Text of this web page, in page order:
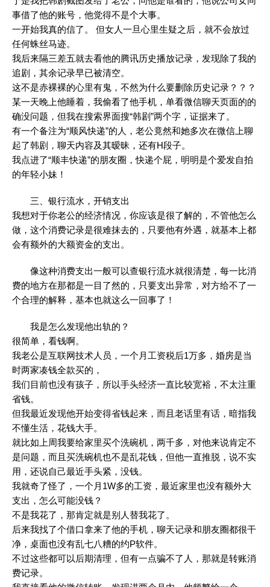
事借了他的账号，他觉得不是个大事。
一开始我真的信了。 但女人一旦心里生疑之后，就不会放过
任何蛛丝马迹。
我后来隔三差五就去看他的腾讯历史播放记录，发现除了我的
追剧，其余记录早已被清空。
这不是赤裸裸的心里有鬼，不然为什么要删除历史记录？？？
某一天晚上他睡着，我偷看了他手机，单看微信聊天页面的的
确没问题，但我在搜索界面搜“韩剧”两个字，证据来了。
有一个备注为“顺风快递”的人，老公竟然和她多次在微信上聊
起了韩剧，聊天内容及其暧昧，还有H段子。
我点进了“顺丰快递”的朋友圈，快递个屁，明明是个爱发自拍
的年轻小妹！
三、银行流水，开销支出
我想对于你老公的经济情况，你应该是很了解的，不管他怎么
做，这个消费记录是很难抹去的，只要他有外遇，就基本上都
会有额外的大额资金的支出。
像这种消费支出一般可以查银行流水就很清楚，每一比消
费的地方在那都是一目了然的，只要支出异常，对方给不了一
个合理的解释，基本也就这么一回事了！
我是怎么发现他出轨的？
很简单，看钱啊。
我老公是互联网技术人员，一个月工资税后1万多，婚房是当
时两家凑钱全款买的，
我们目前也没有孩子，所以手头经济一直比较宽裕，不太注重
省钱。
但我最近发现他开始变得省钱起来，而且老话里有话，暗指我
不懂生活，花钱大手。
就比如上周我要给家里买个洗碗机，两千多，对他来说肯定不
是问题，而且买洗碗机也不是乱花钱，但他一直推脱，说不实
用，还说自己最近手头紧，没钱。
我就奇了怪了，一个月1W多的工资，最近家里也没有额外大
支出，怎么可能没钱？
不是我花了，那肯定就是别人替我花了。
后来我找了个借口拿来了他的手机，聊天记录和朋友圈都很干
净，桌面也没有乱七八糟的约P软件。
不过这些都可以后期清理，但有一点骗不了人，那就是转账消
费记录。